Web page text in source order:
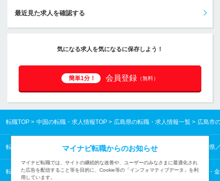
最近見た求人を確認する
気になる求人を気になるに保存しよう！
簡単1分！ 会員登録 （無料）
転職TOP 中国の転職・求人情報TOP 広島県の転職・求人情報一覧 広島市
転職TOP 中国の転職・求人情報TOP 広島県の転職・求人情報一覧 広島県
転職TOP コンサルタント・金融・不動産専門職から探す コンサルタント・
マイナビ転職からのお知らせ
マイナビ転職では、サイトの継続的な改善や、ユーザーのみなさまに最適化され
た広告を配信すること等を目的に、Cookie等の「インフォマティブデータ」を利
用しています。